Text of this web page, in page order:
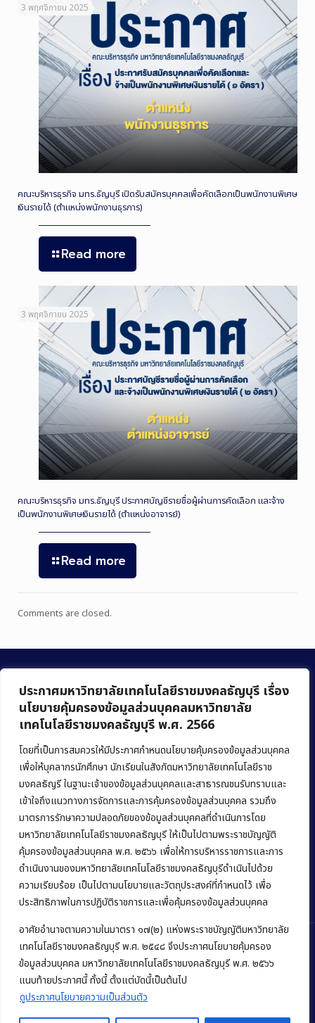
ประกาศมหาวิทยาลัยเทคโนโลยีราชมงคลธัญบุรี เรื่อง
นโยบายคุ้มครองข้อมูลส่วนบุคคลมหาวิทยาลัย
เทคโนโลยีราชมงคลธัญบุรี พ.ศ. 2566
โดยที่เป็นการสมควรให้มีประกาศกำหนดนโยบายคุ้มครองข้อมูลส่วนบุคคล
เพื่อให้บุคลากรนักศึกษา นักเรียนในสังกัดมหาวิทยาลัยเทคโนโลยีราช
มงคลธัญรี ในฐานะเจ้าของข้อมูลส่วนบุคคลและสาธารณชนรับทราบและ
เข้าใจถึงแนวทางการจัดการและการคุ้มครองข้อมูลส่วนบุคคล รวมถึง
มาตรการรักษาความปลอดภัยของข้อมูลส่วนบุคคลที่ดำเนินการโดย
มหาวิทยาลัยเทคโนโลยีราชมงคลธัญบุรี ให้เป็นไปตามพระราชบัญญัติ
คุ้มครองข้อมูลส่วนบุคคล พ.ศ. ๒๕๖๖ เพื่อให้การบริหารราชการและการ
ดำเนินงานของมหาวิทยาลัยเทคโนโลยีราชมงคลธัญบุรีดำเนินไปด้วย
ความเรียบร้อย เป็นไปตามนโยบายและวัตถุประสงค์ที่กำหนดไว้ เพื่อ
ประสิทธิภาพในการปฏิบัติราชการและเพื่อคุ้มครองข้อมูลส่วนบุคคล
อาศัยอำนาจตามความในมาตรา ๑๗(๒) แห่งพระราชบัญญัติมหาวิทยาลัย
เทคโนโลยีราชมงคลธัญบุรี พ.ศ. ๒๕๔๘ จึงประกาศนโยบายคุ้มครอง
ข้อมูลส่วนบุคคล มหาวิทยาลัยเทคโนโลยีราชมงคลธัญบุรี พ.ศ. ๒๕๖๖
แนบท้ายประกาศนี้ ทั้งนี้ ตั้งแต่บัดนี้เป็นต้นไป
ดูประกาศนโยบายความเป็นส่วนตัว
3 พฤศจิกายน 2025
คณะบริหารธุรกิจ มทร.ธัญบุรี เปิดรับสมัครบุคคลเพื่อคัดเลือกเป็นพนักงานพิเศษ
เงินรายได้ (ตำแหน่งพนักงานธุรการ)
Read more
3 พฤศจิกายน 2025
คณะบริหารธุรกิจ มทร.ธัญบุรี ประกาศบัญชีรายชื่อผู้ผ่านการคัดเลือก และจ้าง
เป็นพนักงานพิเศษเงินรายได้ (ตำแหน่งอาจารย์)
Read more
Comments are closed.
คณะบริหารธุรกิจ
มหาวิทยาลัยเทคโนโลยีราชมงคลธัญบุรี
39 หมู่ 1 ถนนรังสิต-นครนายก ตำบลคลองหก
อำเภอคลองหลวง จังหวัดปทุมธานี 12120
Phone:+66 (0) 2549 3243,+66 (0) 2549 3241
E-mail:bus@rmutt.ac.th
Copyright © 2022 คณะบริหารธุรกิจ มหาวิทยาลัยเทคโนโลยีราชมงคล
ธัญบุรี